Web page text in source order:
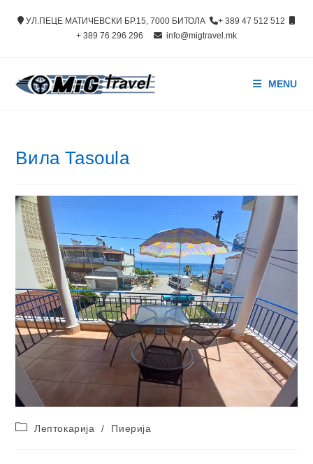
УЛ.ПЕЦЕ МАТИЧЕВСКИ БР.15, 7000 БИТОЛА
+ 389 47 512 512
+ 389 76 296 296
info@migtravel.mk
MENU
Вила Tasoula
PostЛептокарија / Пиерија